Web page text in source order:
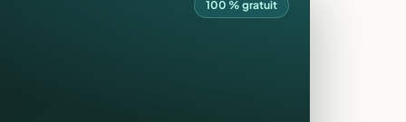
100 % gratuit